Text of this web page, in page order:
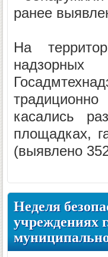
ранее
На
надзорных
касались
площадках,
(выявлено
Неделя
учреждениях